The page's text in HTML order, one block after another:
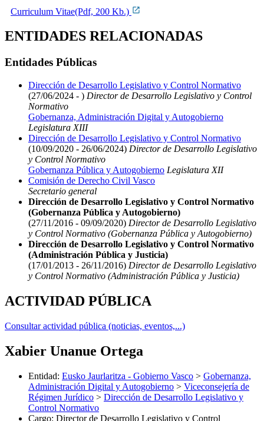
Curriculum Vitae(Pdf, 200 Kb.)
ENTIDADES RELACIONADAS
Entidades Públicas
Dirección de Desarrollo Legislativo y Control Normativo
(27/06/2024 - ) Director de Desarrollo Legislativo y Control
Normativo
Gobernanza, Administración Digital y Autogobierno
Legislatura XIII
Dirección de Desarrollo Legislativo y Control Normativo
(10/09/2020 - 26/06/2024) Director de Desarrollo Legislativo
y Control Normativo
Gobernanza Pública y Autogobierno Legislatura XII
Comisión de Derecho Civil Vasco
Secretario general
Dirección de Desarrollo Legislativo y Control Normativo
(Gobernanza Pública y Autogobierno)
(27/11/2016 - 09/09/2020) Director de Desarrollo Legislativo
y Control Normativo (Gobernanza Pública y Autogobierno)
Dirección de Desarrollo Legislativo y Control Normativo
(Administración Pública y Justicia)
(17/01/2013 - 26/11/2016) Director de Desarrollo Legislativo
y Control Normativo (Administración Pública y Justicia)
ACTIVIDAD PÚBLICA
Consultar actividad pública (noticias, eventos,...)
Xabier Unanue Ortega
Entidad: Eusko Jaurlaritza - Gobierno Vasco > Gobernanza,
Administración Digital y Autogobierno > Viceconsejería de
Régimen Jurídico > Dirección de Desarrollo Legislativo y
Control Normativo
Cargo: Director de Desarrollo Legislativo y Control